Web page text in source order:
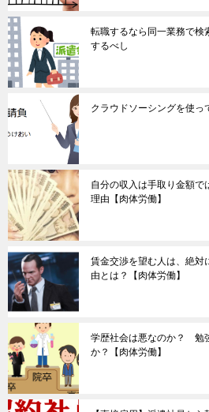
転職するなら同一業務で検
するべし
クラウドソーシングを使っ
自分の収入は手取り金額で
理由【肉体労働】
賃金交渉を望む人は、絶対
由とは？【肉体労働】
学歴社会は悪なのか？ 勉
か？【肉体労働】